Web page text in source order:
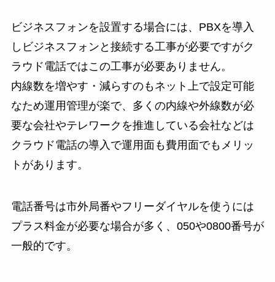
ビジネスフォンを設置する場合には、PBXを導入
しビジネスフォンと接続する工事が必要ですがク
ラウド電話ではこの工事が必要ありません。
内線数を増やす・減らすのもネット上で設定可能
なため運用管理が楽で、多くの内線や外線数が必
要な会社やテレワークを推進している会社などは
クラウド電話の導入で運用面も費用面でもメリッ
トがあります。
電話番号は市外局番やフリーダイヤルを使うには
プラス料金が必要な場合が多く、050や0800番号が
一般的です。